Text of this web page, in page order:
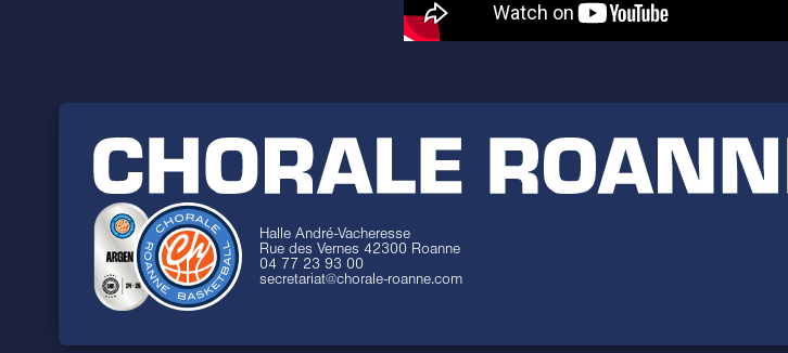
Halle André-Vacheresse
Rue des Vernes 42300 Roanne
04 77 23 93 00
secretariat@chorale-roanne.com